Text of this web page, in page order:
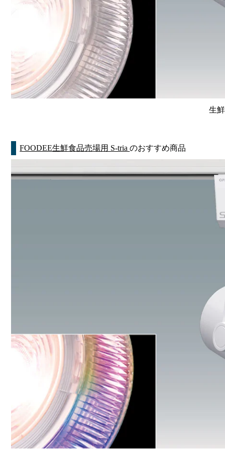
生
FOODEE生鮮食品売場用 S-triaのおすすめ商品